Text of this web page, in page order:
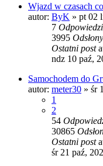
Wjazd w czasach
autor: ByK » pt 02
7 Odpowiedzi
3995 Odsłony
Ostatni post
ndz 10 paź,
Samochodem do
autor: meter30 » śr
1
2
54
30865
Ostatni post
śr 21 paź,